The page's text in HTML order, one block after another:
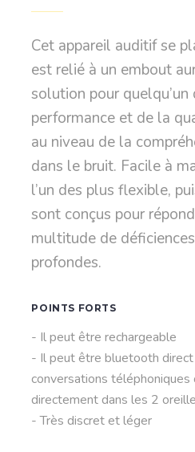
Cet appareil auditif se
est relié à un embout
solution pour quelqu’un
performance et de la
au niveau de la
dans le bruit. Facile à
l’un des plus flexible,
sont conçus pour
multitude de
profondes.
POINTS FORTS
- Il peut être rechargeable
- Il peut être bluetooth
conversations téléphoniques
directement dans les 2
- Très discret et léger